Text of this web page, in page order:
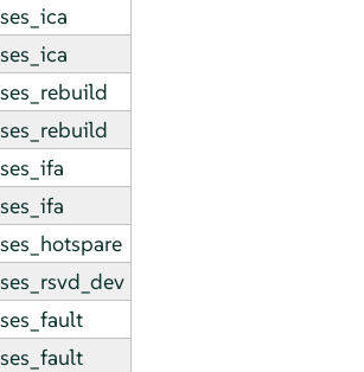
ses_ica
ses_ica
ses_rebuild
ses_rebuild
ses_ifa
ses_ifa
ses_hotspare
ses_rsvd_dev
ses_fault
ses_fault